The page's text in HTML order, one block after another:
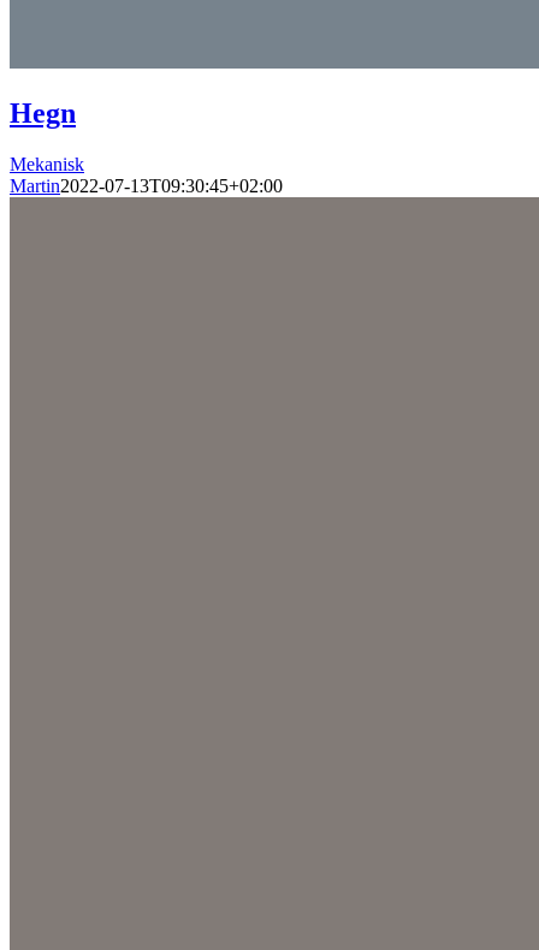
Hegn
Mekanisk
Martin2022-07-13T09:30:45+02:00